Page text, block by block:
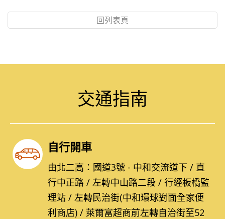
回列表頁
交通指南
自行開車
由北二高：國道3號 - 中和交流道下 / 直
行中正路 / 左轉中山路二段 / 行經板橋監
理站 / 左轉民治街(中和環球對面全家便
利商店) / 萊爾富超商前左轉自治街至52